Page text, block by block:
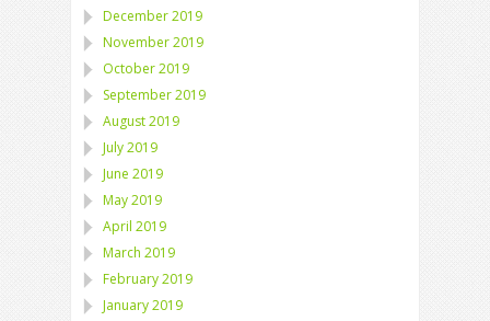
December 2019
November 2019
October 2019
September 2019
August 2019
July 2019
June 2019
May 2019
April 2019
March 2019
February 2019
January 2019